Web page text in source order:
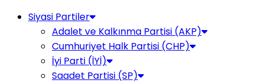
Siyasi Partiler
Adalet ve Kalkınma Partisi (AKP)
Cumhuriyet Halk Partisi (CHP)
İyi Parti (İYİ)
Saadet Partisi (SP)